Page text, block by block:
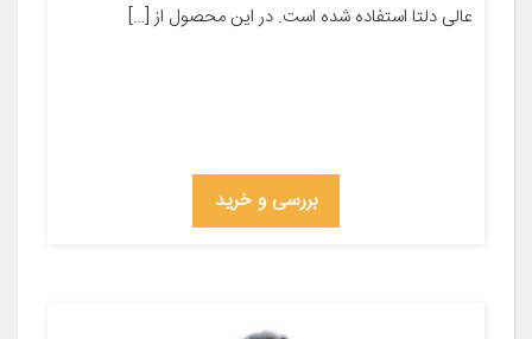
عالی دلتا استفاده شده است. در این محصول از […]
بررسی و خرید